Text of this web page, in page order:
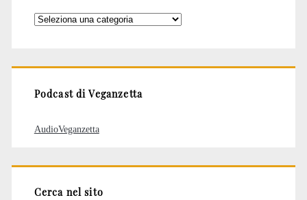
Categorie
Podcast di Veganzetta
AudioVeganzetta
Cerca nel sito